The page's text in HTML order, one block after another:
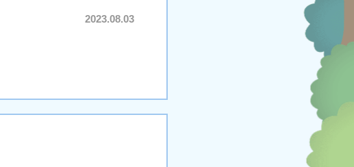
2023.08.03